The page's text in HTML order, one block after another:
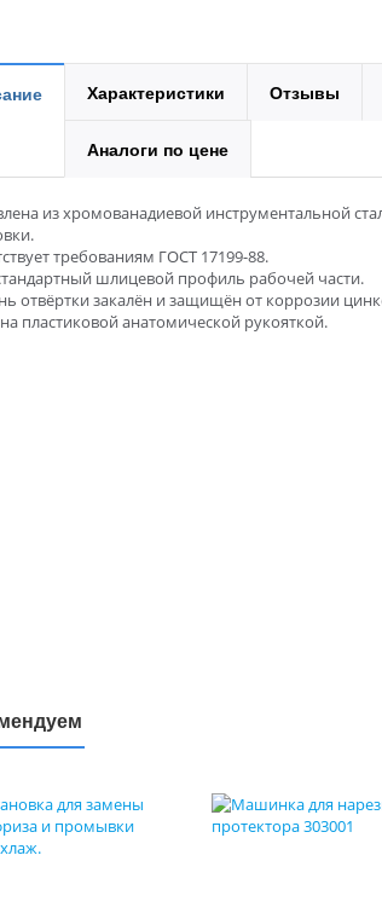
Характеристики Отзывы
Аналоги по цене
из хромованадиевой инструментальной
требованиям ГОСТ 17199-88.
шлицевой профиль рабочей части.
отвёртки закалён и защищён от коррозии
пластиковой анатомической рукояткой.⁠